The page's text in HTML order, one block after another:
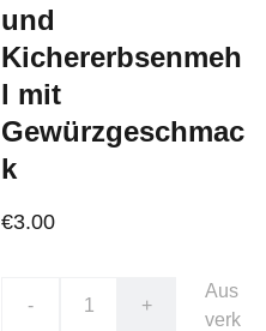
und
Kichererbsenmeh
l mit
Gewürzgeschmac
k
€3.00
- +
Aus
verk